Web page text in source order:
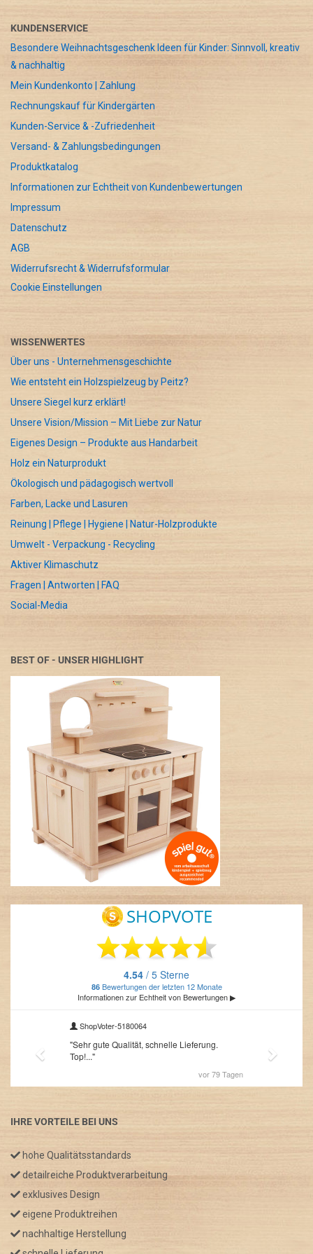
KUNDENSERVICE
Besondere Weihnachtsgeschenk Ideen für Kinder: Sinnvoll, kreativ
& nachhaltig
Mein Kundenkonto | Zahlung
Rechnungskauf für Kindergärten
Kunden-Service & -Zufriedenheit
Versand- & Zahlungsbedingungen
Produktkatalog
Informationen zur Echtheit von Kundenbewertungen
Impressum
Datenschutz
AGB
Widerrufsrecht & Widerrufsformular
Cookie Einstellungen
WISSENWERTES
Über uns - Unternehmensgeschichte
Wie entsteht ein Holzspielzeug by Peitz?
Unsere Siegel kurz erklärt!
Unsere Vision/Mission – Mit Liebe zur Natur
Eigenes Design – Produkte aus Handarbeit
Holz ein Naturprodukt
Ökologisch und pädagogisch wertvoll
Farben, Lacke und Lasuren
Reinung | Pflege | Hygiene | Natur-Holzprodukte
Umwelt - Verpackung - Recycling
Aktiver Klimaschutz
Fragen | Antworten | FAQ
Social-Media
BEST OF - UNSER HIGHLIGHT
IHRE VORTEILE BEI UNS
hohe Qualitätsstandards
detailreiche Produktverarbeitung
exklusives Design
eigene Produktreihen
nachhaltige Herstellung